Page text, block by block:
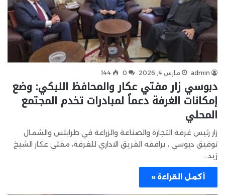
admin مارس 4, 2026 0
144
دبوسي زار مفتي عكار والمحافظ اللبكي: وضع
إمكانات الغرفة دعماً لمبادرات تخدم المجتمع
المحلي
زار رئيس غرفة التجارة والصناعة والزراعة في طرابلس والشمال
توفيق دبوسي ، يرافقه الفريق الاداري للغرفة، مفتي عكار الشيخ
زيد…
أكمل القراءة »